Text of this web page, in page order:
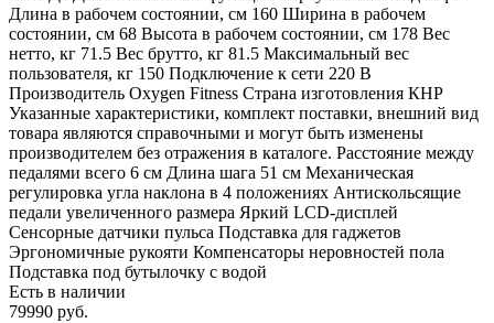
Длина в рабочем состоянии, см 160 Ширина в рабочем
состоянии, см 68 Высота в рабочем состоянии, см 178 Вес
нетто, кг 71.5 Вес брутто, кг 81.5 Максимальный вес
пользователя, кг 150 Подключение к сети 220 В
Производитель Oxygen Fitness Страна изготовления КНР
Указанные характеристики, комплект поставки, внешний вид
товара являются справочными и могут быть изменены
производителем без отражения в каталоге. Расстояние между
педалями всего 6 см Длина шага 51 см Механическая
регулировка угла наклона в 4 положениях Антискольсящие
педали увеличенного размера Яркий LCD-дисплей
Сенсорные датчики пульса Подставка для гаджетов
Эргономичные рукояти Компенсаторы неровностей пола
Подставка под бутылочку с водой
Есть в наличии
79990 руб.